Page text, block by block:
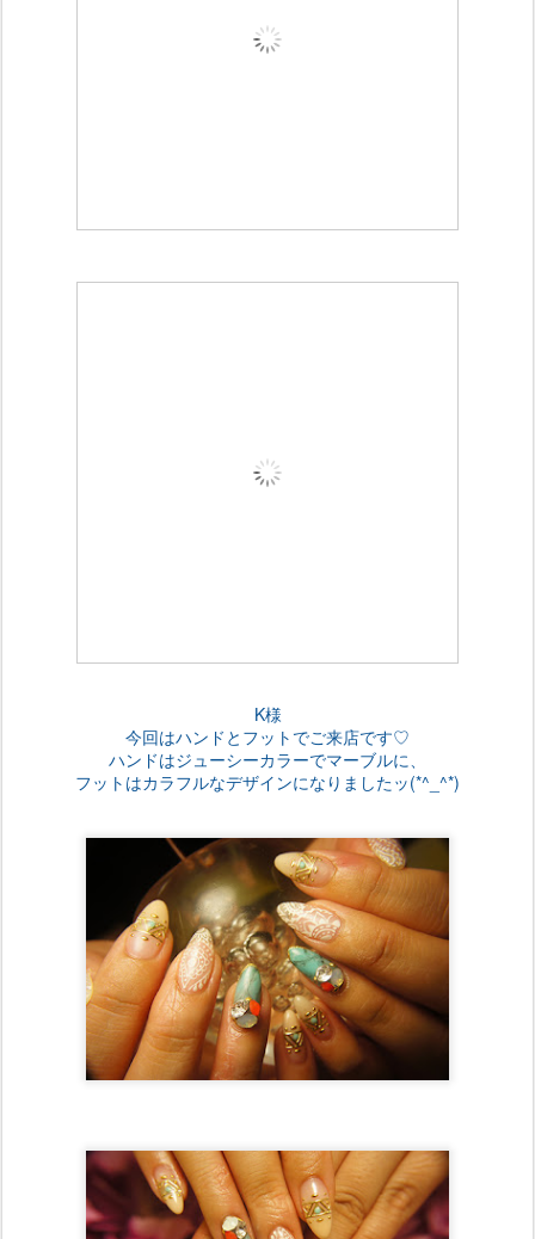
K様
今回はハンドとフットでご来店です♡
ハンドはジューシーカラーでマーブルに、
フットはカラフルなデザインになりましたッ(*^_^*)